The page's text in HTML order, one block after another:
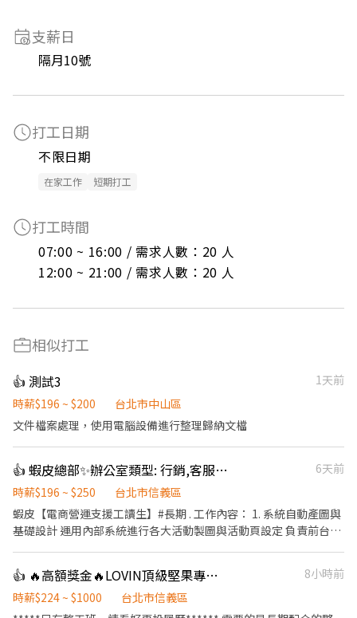
支薪日
隔月10號
打工日期
不限日期
在家工作 短期打工
打工時間
07:00 ~ 16:00 / 需求人數：20 人
12:00 ~ 21:00 / 需求人數：20 人
相似打工
👍 測試3
1天前
時薪$196 ~ $200
台北市中山區
文件檔案處理，使用電腦設備進行整理歸納文檔
👍 蝦皮總部✨辦公室類型: 行銷,客服,人事,行政,採購,財務工讀生✨統一彙整看這邊👇#長期 #短期
6天前
時薪$196 ~ $250
台北市信義區
蝦皮【電商營運支援工讀生】#長期 . 工作內容： 1. 系統自動產圖與
基礎設計 運用內部系統進行各大活動製圖與活動頁設定 負責前台
動節點進行前台賣場與活動頁的更新與調整 負責活動上線前的換品
檢查、調整，以及常態性的前台賣場更新 3. 活動事前檢查與資料確
認 執行館內活動的事前檢查（包含商品排序整理、檢查提品內容是
👍 🔥高額獎金🔥LOVIN頂級堅果專櫃銷售員
8小時前
時薪$224 ~ $1000
台北市信義區